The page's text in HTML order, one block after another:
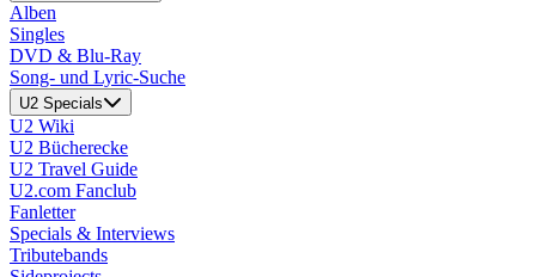
Alben
Singles
DVD & Blu-Ray
Song- und Lyric-Suche
U2 Specials
U2 Wiki
U2 Bücherecke
U2 Travel Guide
U2.com Fanclub
Fanletter
Specials & Interviews
Tributebands